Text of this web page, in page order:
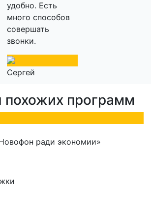
удобно. Есть
много способов
совершать
звонки.
Сергей
программ
ради экономии»